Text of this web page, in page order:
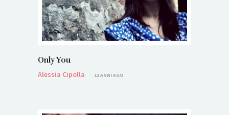
Only You
Alessia Cipolla
13 ANNI AGO